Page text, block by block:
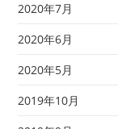
2020年7月
2020年6月
2020年5月
2019年10月